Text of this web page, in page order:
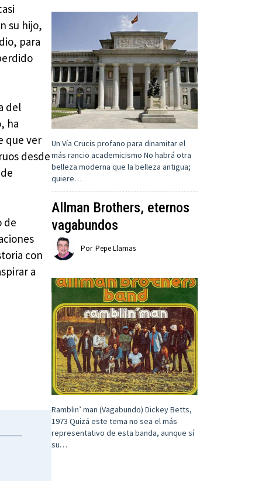
su hijo,
para
del
ha
que ver
desde
de
con
a
Un Vía Crucis profano para dinamitar el
más rancio academicismo No habrá otra
belleza moderna que la belleza antigua;
quiere…
Allman Brothers, eternos
vagabundos
Por Pepe Llamas
Ramblin’ man (Vagabundo) Dickey Betts,
1973 Quizá este tema no sea el más
representativo de esta banda, aunque sí
su…